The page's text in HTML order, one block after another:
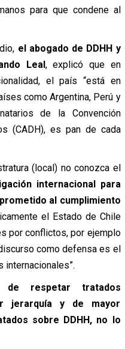
para que condene al
el abogado de DDHH y
Leal, explicó que en
el país “está en
como Argentina, Perú y
de la Convención
(CADH), es pan de cada
(local) no conozca el
internacional para
al cumplimiento
el Estado de Chile
por conflictos, por ejemplo
como defensa es el
respetar tratados
jerarquía y de mayor
sobre DDHH, no lo